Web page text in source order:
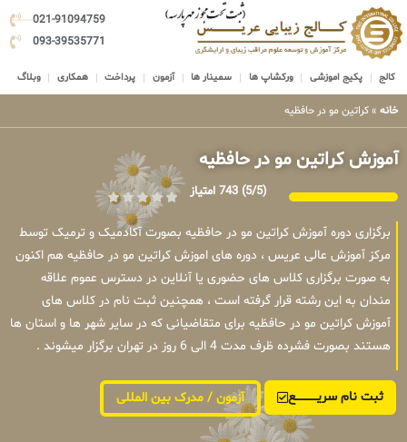
021-91094759
093-39535771
کالج پکیج اموزشی ورکشاپ ها سمینار ها آزمون پرداخت همکاری وبلاگ
خانه » کراتین مو در حافظیه
آموزش کراتین مو در حافظیه
(5/5) 743 امتیاز
برگزاری دوره آموزش کراتین مو در حافظیه بصورت آکادمیک و ترمیک توسط
مرکز آموزش عالی عریس ، دوره های اموزش کراتین مو در حافظیه هم اکنون
به صورت برگزاری کلاس های حضوری یا آنلاین در دسترس عموم علاقه
مندان به این رشته قرار گرفته است ، همچنین ثبت نام در کلاس های
آموزش کراتین مو در حافظیه برای متقاضیانی که در سایر شهر ها و استان ها
هستند بصورت فشرده ظرف مدت 4 الی 6 روز در تهران برگزار میشوند .
ثبت نام سریــــــــــــع آزمون / مدرک بین المللی